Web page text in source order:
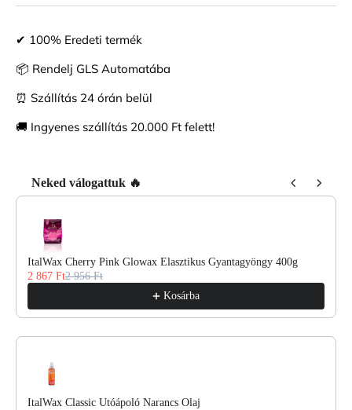
✔ 100% Eredeti termék
📦 Rendelj GLS Automatába
⏰ Szállítás 24 órán belül
🚚 Ingyenes szállítás 20.000 Ft felett!
Neked válogattuk 🔥
Use the Previous and Next buttons to navigate through product
ItalWax Cherry Pink Glowax Elasztikus Gyantagyöngy 400g
2 867 Ft2 956 Ft
Kosárba
ItalWax Classic Utóápoló Narancs Olaj